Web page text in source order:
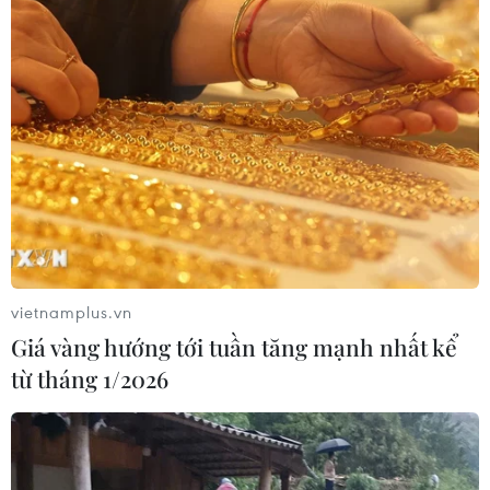
Đức tuyên án chung thân đối tượng
gây vụ lao xe vào đám đông ở
Munich
06/08/2026 15:57
Italy và Hy Lạp trở thành điểm nóng
của virus Tây sông Nile
Bão Dolphin hướng vào miền Đông
Trung Quốc, cảnh báo mưa lớn trên
diện rộng
06/08/2026 08:36
vietnamplus.vn
Giá vàng hướng tới tuần tăng mạnh nhất kể
từ tháng 1/2026